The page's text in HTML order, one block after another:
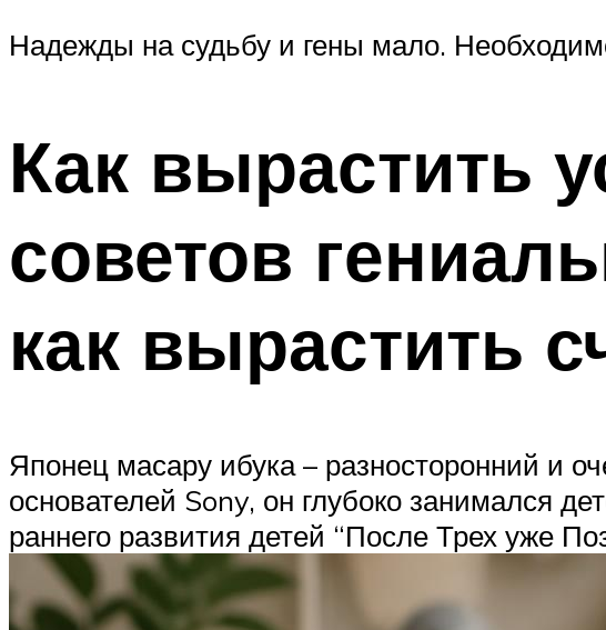
Надежды на судьбу и гены мало.
Как вырастить
советов
как вырастить
Японец масару ибука – разносторонний и
основателей Sony, он глубоко занимался
раннего развития детей “После Трех уже